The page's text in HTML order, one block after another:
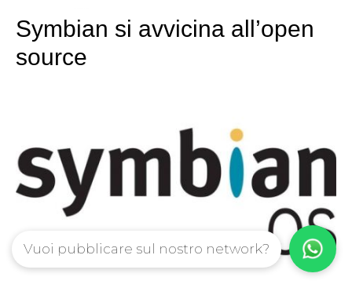
Symbian si avvicina all’open
source
Vuoi pubblicare sul nostro network?